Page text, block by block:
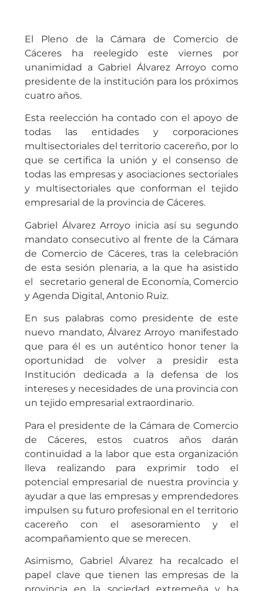
El Pleno de la Cámara de Comercio de
Cáceres ha reelegido este viernes por
unanimidad a Gabriel Álvarez Arroyo como
presidente de la institución para los próximos
cuatro años.
Esta reelección ha contado con el apoyo de
todas las entidades y corporaciones
multisectoriales del territorio cacereño, por lo
que se certifica la unión y el consenso de
todas las empresas y asociaciones sectoriales
y multisectoriales que conforman el tejido
empresarial de la provincia de Cáceres.
Gabriel Álvarez Arroyo inicia así su segundo
mandato consecutivo al frente de la Cámara
de Comercio de Cáceres, tras la celebración
de esta sesión plenaria, a la que ha asistido
el secretario general de Economía, Comercio
y Agenda Digital, Antonio Ruiz.
En sus palabras como presidente de este
nuevo mandato, Álvarez Arroyo manifestado
que para él es un auténtico honor tener la
oportunidad de volver a presidir esta
Institución dedicada a la defensa de los
intereses y necesidades de una provincia con
un tejido empresarial extraordinario.
Para el presidente de la Cámara de Comercio
de Cáceres, estos cuatros años darán
continuidad a la labor que esta organización
lleva realizando para exprimir todo el
potencial empresarial de nuestra provincia y
ayudar a que las empresas y emprendedores
impulsen su futuro profesional en el territorio
cacereño con el asesoramiento y el
acompañamiento que se merecen.
Asimismo, Gabriel Álvarez ha recalcado el